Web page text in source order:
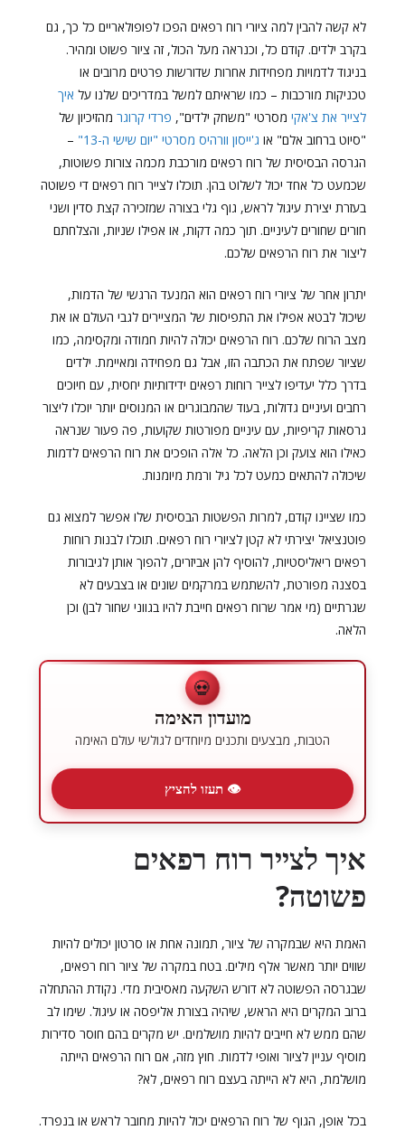
לא קשה להבין למה ציורי רוח רפאים הפכו לפופולאריים כל כך, גם
בקרב ילדים. קודם כל, וכנראה מעל הכול, זה ציור פשוט ומהיר.
בניגוד לדמויות מפחידות אחרות שדורשות פרטים מרובים או
טכניקות מורכבות – כמו שראיתם למשל במדריכים שלנו על איך
לצייר את צ'אקימסרטי "משחק ילדים", פרדי קרוגרמהזיכיון של
"סיוט ברחוב אלם" או ג'ייסון וורהיס מסרטי "יום שישי ה-13"
–
הגרסה הבסיסית של רוח רפאים מורכבת מכמה צורות פשוטות,
שכמעט כל אחד יכול לשלוט בהן. תוכלו לצייר רוח רפאים די פשוטה
בעזרת יצירת עיגול לראש, גוף גלי בצורה שמזכירה קצת סדין ושני
חורים שחורים לעיניים. תוך כמה דקות, או אפילו שניות, והצלחתם
ליצור את רוח הרפאים שלכם.
יתרון אחר של ציורי רוח רפאים הוא המנעד הרגשי של הדמות,
שיכול לבטא אפילו את התפיסות של המציירים לגבי העולם או את
מצב הרוח שלכם. רוח הרפאים יכולה להיות חמודה ומקסימה, כמו
שציור שפתח את הכתבה הזו, אבל גם מפחידה ומאיימת. ילדים
בדרך כלל יעדיפו לצייר רוחות רפאים ידידותיות יחסית, עם חיוכים
רחבים ועיניים גדולות, בעוד שהמבוגרים או המנוסים יותר יוכלו ליצור
גרסאות קריפיות, עם עיניים מפורטות שקועות, פה פעור שנראה
כאילו הוא צועק וכן הלאה. כל אלה הופכים את רוח הרפאים לדמות
שיכולה להתאים כמעט לכל גיל ורמת מיומנות.
כמו שציינו קודם, למרות הפשטות הבסיסית שלו אפשר למצוא גם
פוטנציאל יצירתי לא קטן לציורי רוח רפאים. תוכלו לבנות רוחות
רפאים ריאליסטיות, להוסיף להן אביזרים, להפוך אותן לגיבורות
בסצנה מפורטת, להשתמש במרקמים שונים או בצבעים לא
שגרתיים (מי אמר שרוח רפאים חייבת להיו בגווני שחור לבן) וכן
הלאה.
💀
מועדון האימה
הטבות, מבצעים ותכנים מיוחדים לגולשי עולם האימה
👁 תעזו להציץ
איך לצייר רוח רפאים
פשוטה?
האמת היא שבמקרה של ציור, תמונה אחת או סרטון יכולים להיות
שווים יותר מאשר אלף מילים. בטח במקרה של ציור רוח רפאים,
שבגרסה הפשוטה לא דורש השקעה מאסיבית מדי. נקודת ההתחלה
ברוב המקרים היא הראש, שיהיה בצורת אליפסה או עיגול. שימו לב
שהם ממש לא חייבים להיות מושלמים. יש מקרים בהם חוסר סדירות
מוסיף עניין לציור ואופי לדמות. חוץ מזה, אם רוח הרפאים הייתה
מושלמת, היא לא הייתה בעצם רוח רפאים, לא?
בכל אופן, הגוף של רוח הרפאים יכול להיות מחובר לראש או בנפרד.